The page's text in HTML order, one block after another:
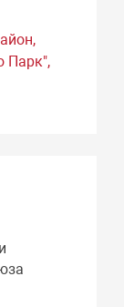
Парк",